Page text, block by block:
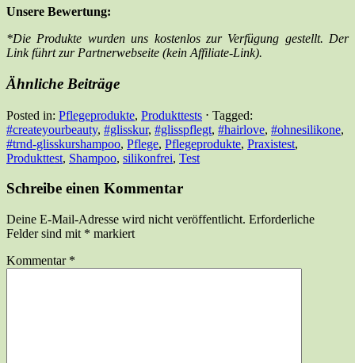
Unsere Bewertung:
*Die Produkte wurden uns kostenlos zur Verfügung gestellt. Der
Link führt zur Partnerwebseite (kein Affiliate-Link).
Ähnliche Beiträge
Posted in: Pflegeprodukte, Produkttests ⋅ Tagged:
#createyourbeauty, #glisskur, #glisspflegt, #hairlove, #ohnesilikone,
#trnd-glisskurshampoo, Pflege, Pflegeprodukte, Praxistest,
Produkttest, Shampoo, silikonfrei, Test
Schreibe einen Kommentar
Deine E-Mail-Adresse wird nicht veröffentlicht. Erforderliche
Felder sind mit * markiert
Kommentar *